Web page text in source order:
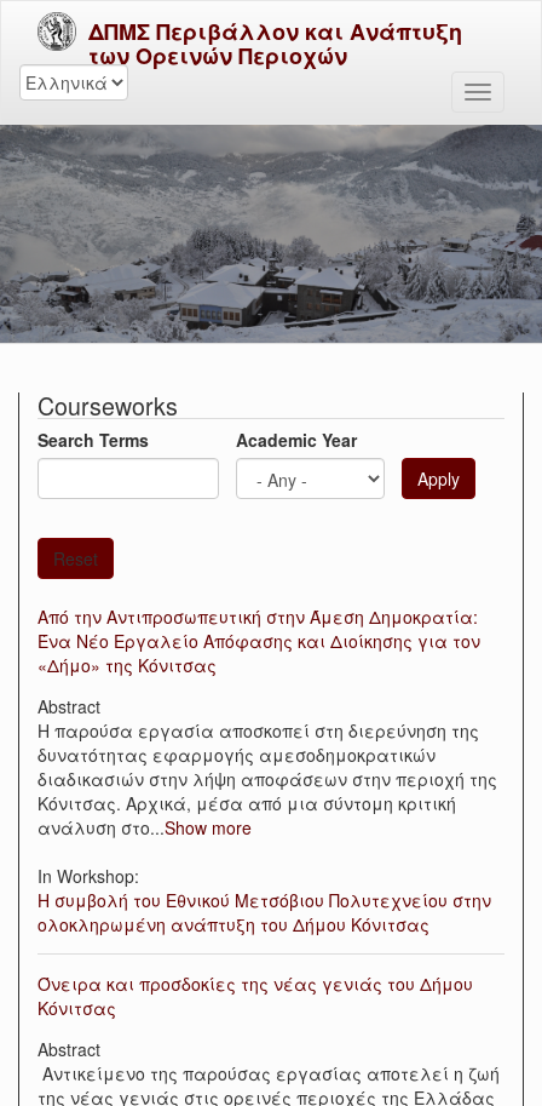
ΔΠΜΣ Περιβάλλον και Ανάπτυξη
των Ορεινών Περιοχών
Courseworks
Search Terms
Academic Year
Apply
Reset
Από την Αντιπροσωπευτική στην Άμεση Δημοκρατία:
Ένα Νέο Εργαλείο Απόφασης και Διοίκησης για τον
«Δήμο» της Κόνιτσας
Abstract
Η παρούσα εργασία αποσκοπεί στη διερεύνηση της
δυνατότητας εφαρμογής αμεσοδημοκρατικών
διαδικασιών στην λήψη αποφάσεων στην περιοχή της
Κόνιτσας. Αρχικά, μέσα από μια σύντομη κριτική
ανάλυση στο...Show more
In Workshop:
Η συμβολή του Εθνικού Μετσόβιου Πολυτεχνείου στην
ολοκληρωμένη ανάπτυξη του Δήμου Κόνιτσας
Όνειρα και προσδοκίες της νέας γενιάς του Δήμου
Κόνιτσας
Abstract
Αντικείμενο της παρούσας εργασίας αποτελεί η ζωή
της νέας γενιάς στις ορεινές περιοχές της Ελλάδας